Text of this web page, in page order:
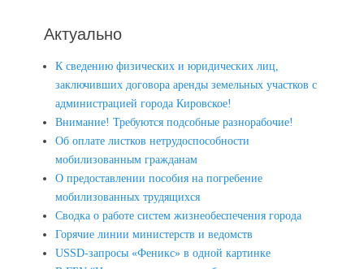
Актуально
К сведению физических и юридических лиц,
заключивших договора аренды земельных участков с
администрацией города Кировское!
Внимание! Требуются подсобные разнорабочие!
Об оплате листков нетрудоспособности
мобилизованным гражданам
О предоставлении пособия на погребение
мобилизованных трудящихся
Сводка о работе систем жизнеобеспечения города
Горячие линии министерств и ведомств
USSD-запросы «Феникс» в одной картинке